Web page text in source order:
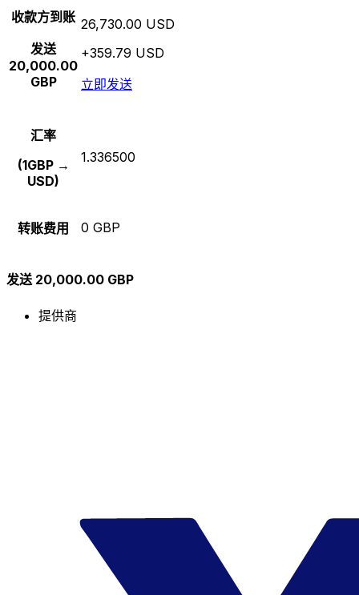
收款方到账
发送
20,000.00
GBP
26,730.00 USD
+359.79 USD
立即发送
汇率
(1GBP →
USD)
1.336500
转账费用 0 GBP
发送 20,000.00 GBP
提供商